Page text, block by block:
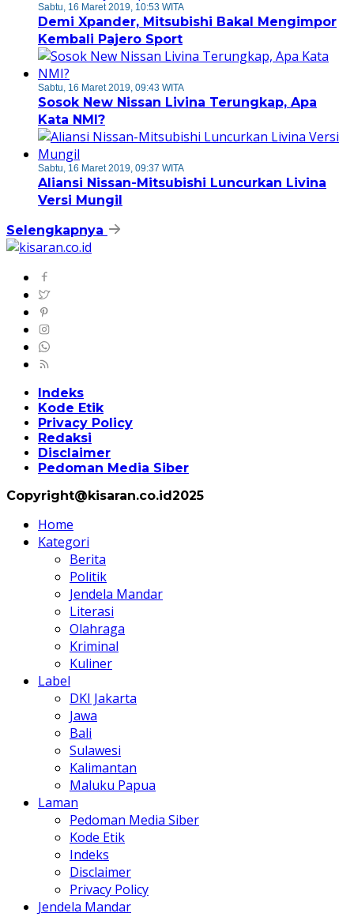
Sabtu, 16 Maret 2019, 10:53 WITA
Demi Xpander, Mitsubishi Bakal Mengimpor
Kembali Pajero Sport
Sabtu, 16 Maret 2019, 09:43 WITA
Sosok New Nissan Livina Terungkap, Apa
Kata NMI?
Sabtu, 16 Maret 2019, 09:37 WITA
Aliansi Nissan-Mitsubishi Luncurkan Livina
Versi Mungil
Selengkapnya
Indeks
Kode Etik
Privacy Policy
Redaksi
Disclaimer
Pedoman Media Siber
Copyright@kisaran.co.id2025
Home
Kategori
Berita
Politik
Jendela Mandar
Literasi
Olahraga
Kriminal
Kuliner
Label
DKI Jakarta
Jawa
Bali
Sulawesi
Kalimantan
Maluku Papua
Laman
Pedoman Media Siber
Kode Etik
Indeks
Disclaimer
Privacy Policy
Jendela Mandar